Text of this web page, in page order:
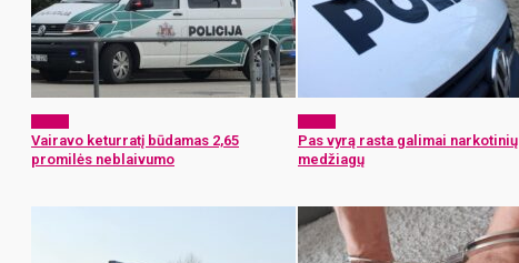
Vairavo keturratį būdamas 2,65
promilės neblaivumo
Pas vyrą rasta galimai narkotinių
medžiagų